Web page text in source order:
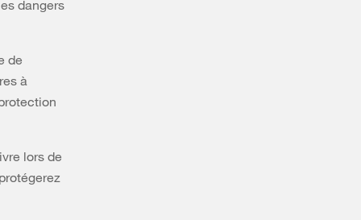
dangers
de
à
lors de